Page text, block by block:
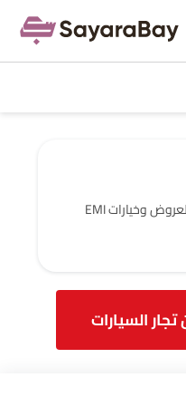
حدد موقع صالات عرض 0 نيو في الدمام. يربطك SayaraBay بصالات عرض نيو المعتمدة والتجار في الدمام مع عنوانهم ومعلومات الاتصال الكاملة. لمزيد من المعلومات حول أسعار السيارات نيو والعروض وخيارات EMI
السيارات